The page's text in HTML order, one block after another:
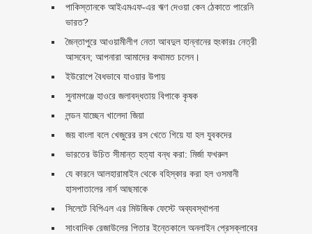
পাকিস্তানকে আইএমএফ-এর ঋণ দেওয়া কেন ঠেকাতে পারেনি
ভারত?
জৈন্তাপুরে আওয়ামীলীগ নেতা আবদুল হান্নানের হুংকারঃ নেত্রী
আসবেন; আপনারা আমাদের কথামত চলেন।
ইউরোপে বৈধভাবে যাওয়ার উপায়
সুনামগঞ্জে হাওরে জলাবদ্ধতায় বিপাকে কৃষক
লন্ডন যাচ্ছেন খালেদা জিয়া
জয় বাংলা বলে খেজুরের রস খেতে গিয়ে যা হল যুবকদের
ভারতের উচিত সীমান্ত হত্যা বন্ধ করা: মির্জা ফখরুল
যে কারনে আলহারামাইন থেকে বহিস্কার করা হল ওসমানী
হাসপাতালের নার্স আছমাকে
সিলেটে বিপিএল এর মিউজিক ফেস্টে অব্যবস্থাপনা
সাংবাদিক রেজাউলের পিতার ইন্তেকালে অনলাইন প্রেসক্লাবের